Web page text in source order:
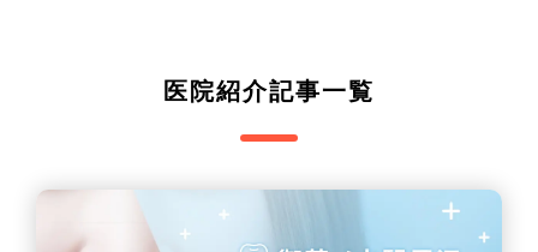
医院紹介記事一覧